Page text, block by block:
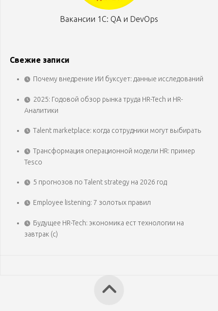
Вакансии 1С: QA и DevOps
Свежие записи
Почему внедрение ИИ буксует: данные исследований
2025: Годовой обзор рынка труда HR-Tech и HR-
Аналитики
Talent marketplace: когда сотрудники могут выбирать
Трансформация операционной модели HR: пример
Tesco
5 прогнозов по Talent strategy на 2026 год
Employee listening: 7 золотых правил
Будущее HR-Tech: экономика ест технологии на
завтрак (с)